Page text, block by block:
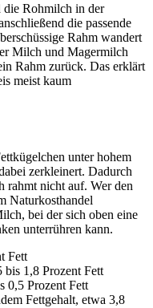
die Rohmilch in der
die passende
Rahm wandert
Milch und Magermilch
Rahm zurück. Das erklärt
meist kaum
unter hohem
zerkleinert. Dadurch
rahmt nicht auf. Wer den
Naturkosthandel
bei der sich oben eine
unterrühren kann.
Fett
1,8 Prozent Fett
0,5 Prozent Fett
Fettgehalt, etwa 3,8